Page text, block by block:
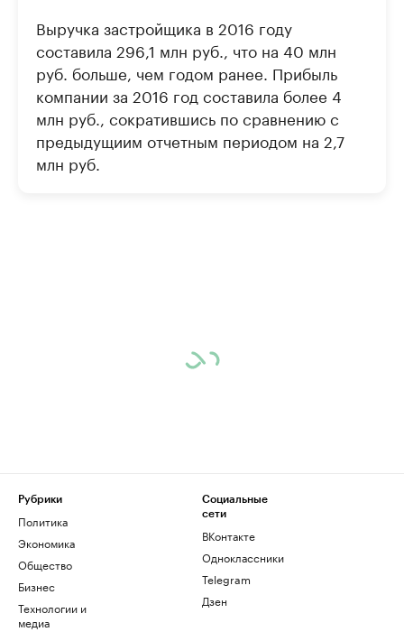
Выручка застройщика в 2016 году
составила 296,1 млн руб., что на 40 млн
руб. больше, чем годом ранее. Прибыль
компании за 2016 год составила более 4
млн руб., сократившись по сравнению с
предыдущиим отчетным периодом на 2,7
млн руб.
Рубрики
Политика
Экономика
Общество
Бизнес
Технологии и
медиа
Социальные
сети
ВКонтакте
Одноклассники
Telegram
Дзен